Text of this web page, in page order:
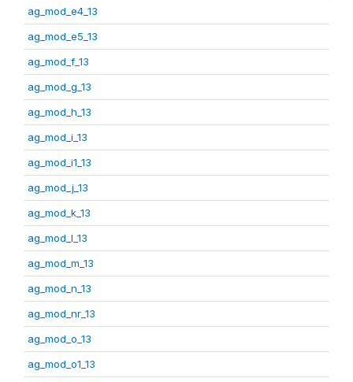
ag_mod_e4_13
ag_mod_e5_13
ag_mod_f_13
ag_mod_g_13
ag_mod_h_13
ag_mod_i_13
ag_mod_i1_13
ag_mod_j_13
ag_mod_k_13
ag_mod_l_13
ag_mod_m_13
ag_mod_n_13
ag_mod_nr_13
ag_mod_o_13
ag_mod_o1_13